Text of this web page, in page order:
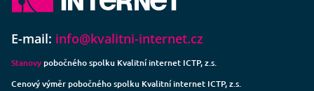
E-mail: info@kvalitni-internet.cz
Stanovy pobočného spolku Kvalitní internet ICTP, z.s.
Cenový výměr pobočného spolku Kvalitní internet ICTP, z.s.